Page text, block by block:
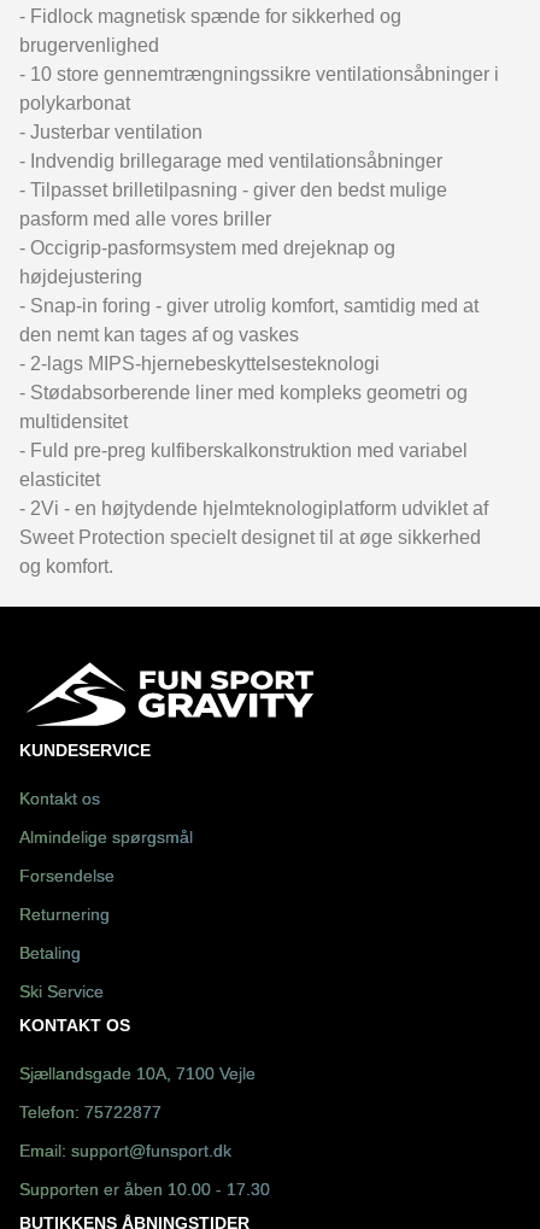
- Fidlock magnetisk spænde for sikkerhed og
brugervenlighed
- 10 store gennemtrængningssikre ventilationsåbninger i
polykarbonat
- Justerbar ventilation
- Indvendig brillegarage med ventilationsåbninger
- Tilpasset brilletilpasning - giver den bedst mulige
pasform med alle vores briller
- Occigrip-pasformsystem med drejeknap og
højdejustering
- Snap-in foring - giver utrolig komfort, samtidig med at
den nemt kan tages af og vaskes
- 2-lags MIPS-hjernebeskyttelsesteknologi
- Stødabsorberende liner med kompleks geometri og
multidensitet
- Fuld pre-preg kulfiberskalkonstruktion med variabel
elasticitet
- 2Vi - en højtydende hjelmteknologiplatform udviklet af
Sweet Protection specielt designet til at øge sikkerhed
og komfort.
KUNDESERVICE
Kontakt os
Almindelige spørgsmål
Forsendelse
Returnering
Betaling
Ski Service
KONTAKT OS
Sjællandsgade 10A, 7100 Vejle
Telefon: 75722877
Email: support@funsport.dk
Supporten er åben 10.00 - 17.30
BUTIKKENS ÅBNINGSTIDER